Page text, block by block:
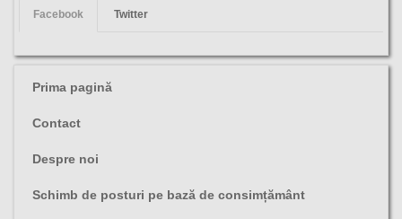
Facebook Twitter
Prima pagină
Contact
Despre noi
Schimb de posturi pe bază de consimțământ